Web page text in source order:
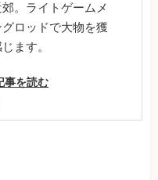
。ライトゲームメ
ロッドで大物を獲
ます。
事を読む